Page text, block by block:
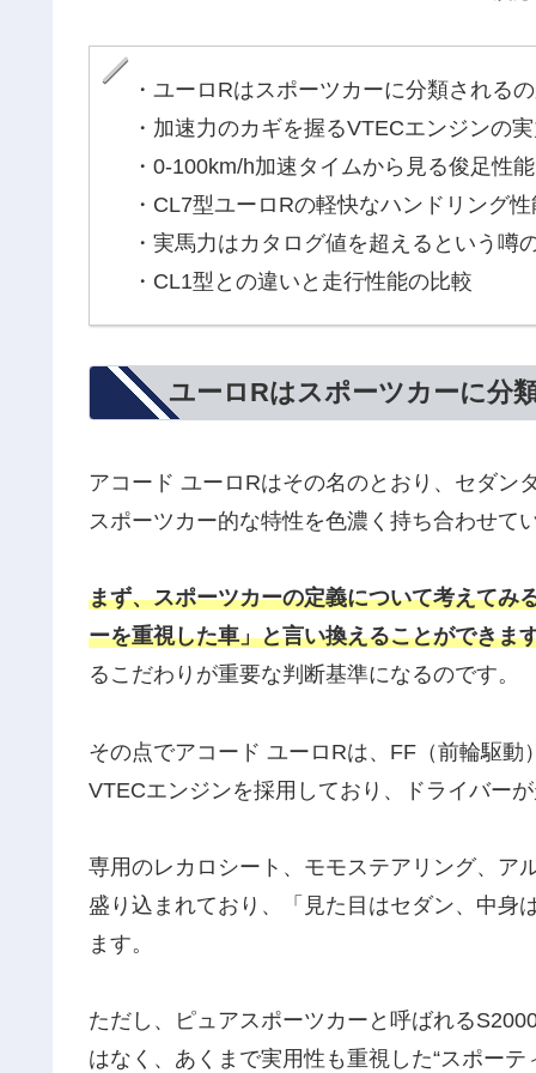
・ユーロRはスポーツカーに分類される
・加速力のカギを握るVTECエンジンの
・0-100km/h加速タイムから見る俊足性能
・CL7型ユーロRの軽快なハンドリング性
・実馬力はカタログ値を超えるという噂
・CL1型との違いと走行性能の比較
ユーロRはスポーツカーに分
アコード ユーロRはその名のとおり、セダン
スポーツカー的な特性を色濃く持ち合わせて
まず、スポーツカーの定義について考えてみ
ーを重視した車」と言い換えることができま
るこだわりが重要な判断基準になるのです。
その点でアコード ユーロRは、FF（前輪駆
VTECエンジンを採用しており、ドライバー
専用のレカロシート、モモステアリング、ア
盛り込まれており、「見た目はセダン、中身
ます。
ただし、ピュアスポーツカーと呼ばれる
はなく、あくまで実用性も重視した“スポー